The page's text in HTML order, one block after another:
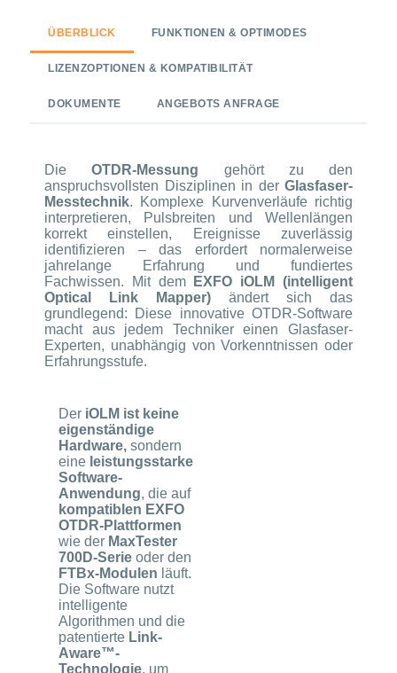
ÜBERBLICK FUNKTIONEN & OPTIMODES
LIZENZOPTIONEN & KOMPATIBILITÄT
DOKUMENTE ANGEBOTS ANFRAGE
DieOTDR-Messung gehört zu den
anspruchsvollsten Disziplinen in der Glasfaser-
Messtechnik. Komplexe Kurvenverläufe richtig
interpretieren, Pulsbreiten und Wellenlängen
korrekt einstellen, Ereignisse zuverlässig
identifizieren – das erfordert normalerweise
jahrelange Erfahrung und fundiertes
Fachwissen. Mit dem
EXFO iOLM (intelligent
Optical Link Mapper) ändert sich das
grundlegend: Diese innovative OTDR-Software
macht aus jedem Techniker einen Glasfaser-
Experten, unabhängig von Vorkenntnissen oder
Erfahrungsstufe.
Der iOLM ist keine
eigenständige
Hardware, sondern
eine leistungsstarke
Software-
Anwendung, die auf
kompatiblen EXFO
OTDR-Plattformen
wie der MaxTester
700D-Serie oder den
FTBx-Modulen läuft.
Die Software nutzt
intelligente
Algorithmen und die
patentierte Link-
Aware™-
Technologie, um